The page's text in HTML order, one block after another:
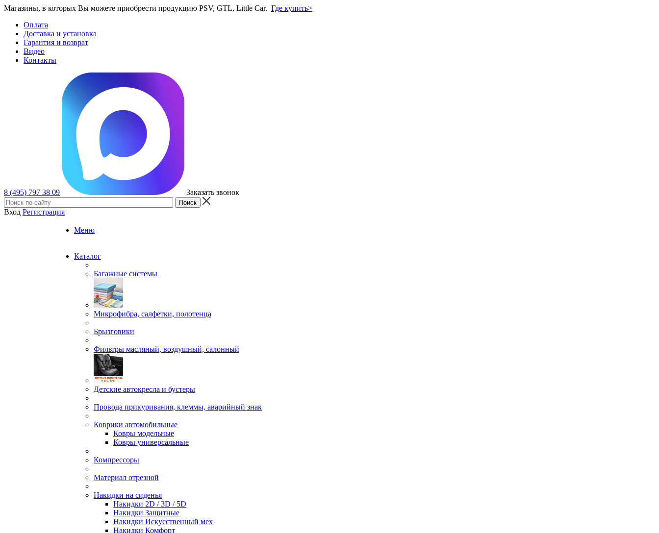
Магазины, в которых Вы можете приобрести продукцию PSV, GTL, Little Car. Где купить>
Оплата
Доставка и установка
Гарантия и возврат
Видео
Контакты
8 (495) 797 38 09 Заказать звонок
Вход Регистрация
Меню
Каталог
Багажные системы
Микрофибра, салфетки, полотенца
Брызговики
Фильтры масляный, воздушный, салонный
Детские автокресла и бустеры
Провода прикуривания, клеммы, аварийный знак
Коврики автомобильные
Ковры модельные
Ковры универсальные
Компрессоры
Материал отрезной
Накидки на сиденья
Накидки 2D / 3D / 5D
Накидки Защитные
Накидки Искусственный мех
Накидки Комфорт